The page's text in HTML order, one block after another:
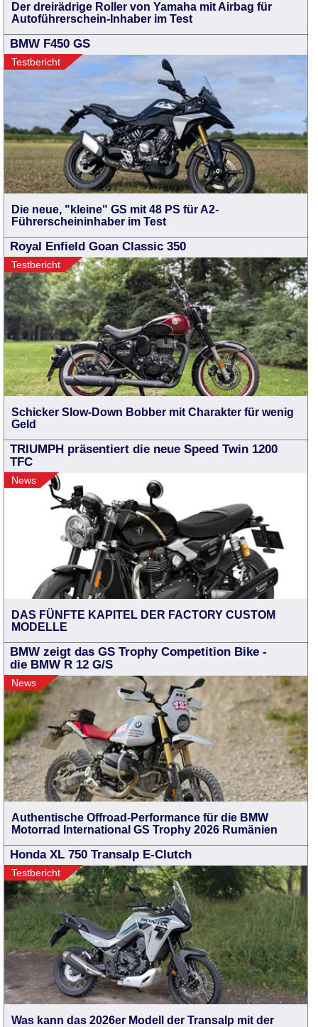
Der dreirädrige Roller von Yamaha mit Airbag für
Autoführerschein-Inhaber im Test
BMW F450 GS
Testbericht
Die neue, "kleine" GS mit 48 PS für A2-
Führerscheininhaber im Test
Royal Enfield Goan Classic 350
Testbericht
Schicker Slow-Down Bobber mit Charakter für wenig
Geld
TRIUMPH präsentiert die neue Speed Twin 1200
TFC
News
DAS FÜNFTE KAPITEL DER FACTORY CUSTOM
MODELLE
BMW zeigt das GS Trophy Competition Bike -
die BMW R 12 G/S
News
Authentische Offroad-Performance für die BMW
Motorrad International GS Trophy 2026 Rumänien
Honda XL 750 Transalp E-Clutch
Testbericht
Was kann das 2026er Modell der Transalp mit der